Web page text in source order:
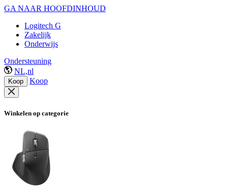
GA NAAR HOOFDINHOUD
Logitech G
Zakelijk
Onderwijs
Ondersteuning
NL,nl
Koop Koop
Winkelen op categorie